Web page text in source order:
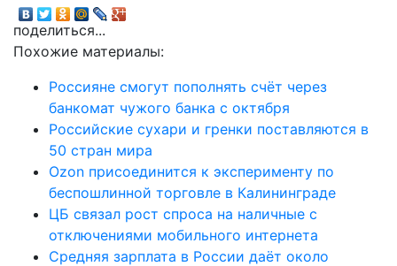
поделиться...
Похожие материалы:
Россияне смогут пополнять счёт через
банкомат чужого банка с октября
Российские сухари и гренки поставляются в
50 стран мира
Ozon присоединится к эксперименту по
беспошлинной торговле в Калининграде
ЦБ связал рост спроса на наличные с
отключениями мобильного интернета
Средняя зарплата в России даёт около